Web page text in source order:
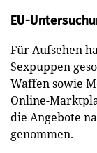
EU-
Für Aufsehen
Sexpuppen
Waffen sowie
Online-
die Angebote
genommen.